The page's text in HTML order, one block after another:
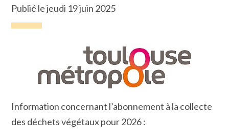
Publié le jeudi 19 juin 2025
Information concernant l’abonnement à la collecte
des déchets végétaux pour 2026 :